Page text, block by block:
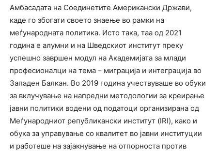
Амбасадата на Соединетите Американски Држави,
каде го збогати своето знаење во рамки на
меѓународната политика. Исто така, таа од 2021
година е алумни и на Шведскиот институт преку
успешно завршен модул на Академијата за млади
професионалци на тема – миграција и интеграција во
Западен Балкан. Во 2019 година учествуваше во обуки
за вклучување на напредни методологии за креирање
јавни политики водени од податоци организирана од
Меѓународниот републикански институт (IRI), како и
обука за управување со квалитет во јавни институции
и работеше на зајакнување на отпорноста против